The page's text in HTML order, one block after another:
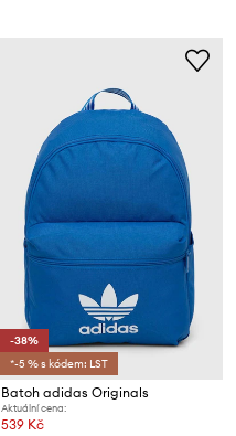
-38%
*-5 % s kódem: LST
Batoh adidas Originals
Aktuální cena:
539 Kč